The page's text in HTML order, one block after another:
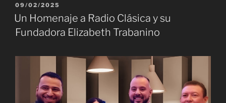
PUBLICADO
EL
09/02/2025
Un Homenaje a Radio Clásica y su
Fundadora Elizabeth Trabanino